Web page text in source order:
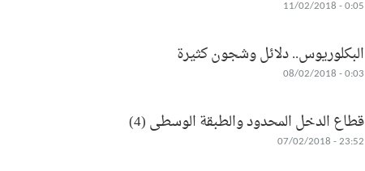
0:05 - 11/02/2018
البكلوريوس.. دلائل وشجون كثيرة
0:03 - 08/02/2018
قطاع الدخل المحدود والطبقة الوسطى (4)
23:52 - 07/02/2018